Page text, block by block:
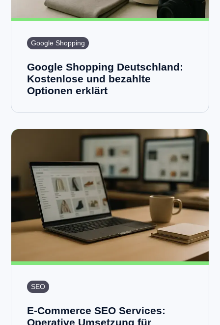
Google Shopping
Google Shopping Deutschland:
Kostenlose und bezahlte
Optionen erklärt
SEO
E-Commerce SEO Services:
Operative Umsetzung für